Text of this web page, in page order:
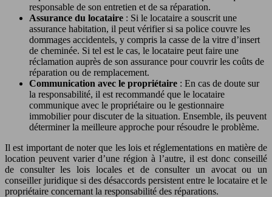
responsable de son entretien et de sa réparation.
Assurance du locataire : Si le locataire a souscrit une
assurance habitation, il peut vérifier si sa police couvre les
dommages accidentels, y compris la casse de la vitre d’insert
de cheminée. Si tel est le cas, le locataire peut faire une
réclamation auprès de son assurance pour couvrir les coûts de
réparation ou de remplacement.
Communication avec le propriétaire : En cas de doute sur
la responsabilité, il est recommandé que le locataire
communique avec le propriétaire ou le gestionnaire
immobilier pour discuter de la situation. Ensemble, ils peuvent
déterminer la meilleure approche pour résoudre le problème.
Il est important de noter que les lois et réglementations en matière de
location peuvent varier d’une région à l’autre, il est donc conseillé
de consulter les lois locales et de consulter un avocat ou un
conseiller juridique si des désaccords persistent entre le locataire et le
propriétaire concernant la responsabilité des réparations.